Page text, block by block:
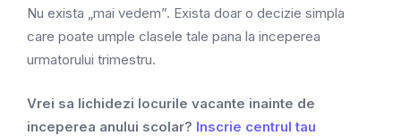
Nu exista „mai vedem”. Exista doar o decizie simpla
care poate umple clasele tale pana la inceperea
urmatorului trimestru.
Vrei sa lichidezi locurile vacante inainte de
inceperea anului scolar? Inscrie centrul tau